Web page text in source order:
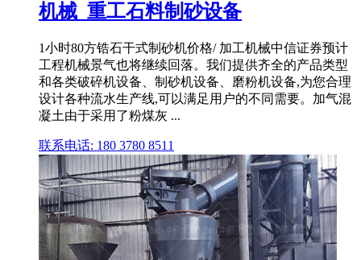
机械_重工石料制砂设备
1小时80方锆石干式制砂机价格/ 加工机械中信证券预计
工程机械景气也将继续回落。我们提供齐全的产品类型
和各类破碎机设备、制砂机设备、磨粉机设备,为您合理
设计各种流水生产线,可以满足用户的不同需要。加气混
凝土由于采用了粉煤灰 ...
联系电话: 180 3780 8511